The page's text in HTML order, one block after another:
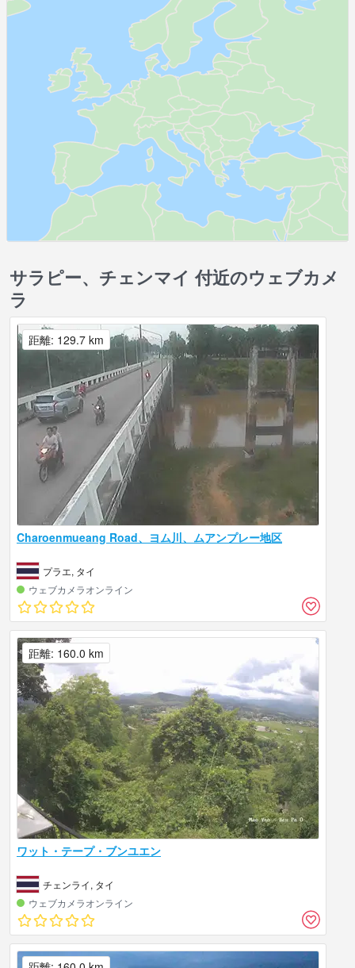
サラピー、チェンマイ 付近のウェブカメ
ラ
Charoenmueang Road、ヨム川、ムアンプレー地区
プラエ, タイ
ウェブカメラオンライン
距離: 129.7 km
ワット・テープ・ブンユエン
チェンライ, タイ
ウェブカメラオンライン
距離: 160.0 km